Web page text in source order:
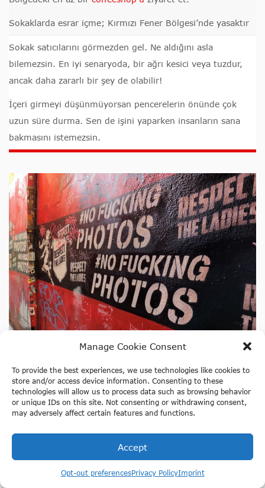
Manage Cookie Consent
To provide the best experiences, we use technologies like cookies to
store and/or access device information. Consenting to these
technologies will allow us to process data such as browsing behavior
or unique IDs on this site. Not consenting or withdrawing consent,
may adversely affect certain features and functions.
Accept
Opt-out preferencesPrivacy PolicyImprint
Sokaklarda esrar içme; Kırmızı Fener Bölgesi’nde yasaktır
Sokak satıcılarını görmezden gel. Ne aldığını asla
bilemezsin. En iyi senaryoda, bir ağrı kesici veya tuzdur,
ancak daha zararlı bir şey de olabilir!
İçeri girmeyi düşünmüyorsan pencerelerin önünde çok
uzun süre durma. Sen de işini yaparken insanların sana
bakmasını istemezsin.
Kırmızı Fener Bölgesi’ndeki çalışan kadınlara saygı göster;
fotoğraf çekmek yasaktır!